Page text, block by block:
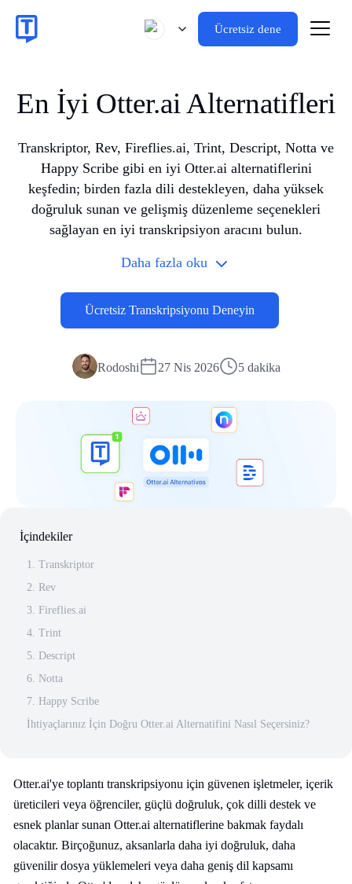
Ücretsiz dene
En İyi Otter.ai Alternatifleri
Transkriptor, Rev, Fireflies.ai, Trint, Descript, Notta ve
Happy Scribe gibi en iyi Otter.ai alternatiflerini
keşfedin; birden fazla dili destekleyen, daha yüksek
doğruluk sunan ve gelişmiş düzenleme seçenekleri
sağlayan en iyi transkripsiyon aracını bulun.
Daha fazla oku
Ücretsiz Transkripsiyonu Deneyin
Rodoshi 27 Nis 2026 5 dakika
İçindekiler
1. Transkriptor
2. Rev
3. Fireflies.ai
4. Trint
5. Descript
6. Notta
7. Happy Scribe
İhtiyaçlarınız İçin Doğru Otter.ai Alternatifini Nasıl Seçersiniz?
Otter.ai'ye toplantı transkripsiyonu için güvenen işletmeler, içerik
üreticileri veya öğrenciler, güçlü doğruluk, çok dilli destek ve
esnek planlar sunan Otter.ai alternatiflerine bakmak faydalı
olacaktır. Birçoğunuz, aksanlarla daha iyi doğruluk, daha
güvenilir dosya yüklemeleri veya daha geniş dil kapsamı